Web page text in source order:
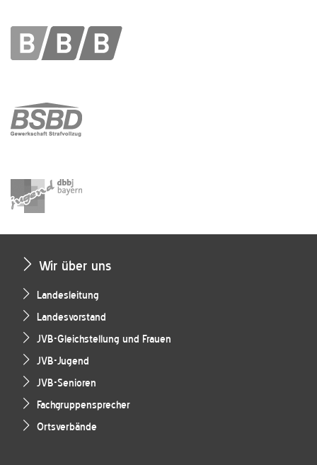
Wir über uns
Landesleitung
Landesvorstand
JVB-Gleichstellung und Frauen
JVB-Jugend
JVB-Senioren
Fachgruppensprecher
Ortsverbände